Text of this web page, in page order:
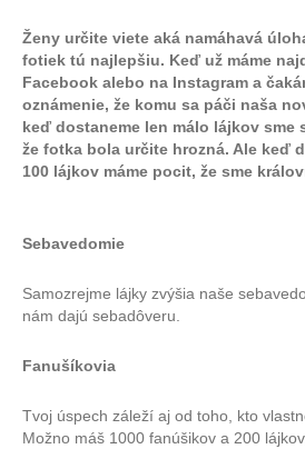
Ženy určite viete aká namáhavá
fotiek tú najlepšiu. Keď už máme
Facebook alebo na Instagram a
oznámenie, že komu sa páči naša
keď dostaneme len málo lájkov sme
že fotka bola určite hrozná. Ale keď
100 lájkov máme pocit, že sme
Sebavedomie
Samozrejme lájky zvýšia naše
nám dajú sebadôveru.
Fanušíkovia
Tvoj úspech záleží aj od toho, kto
Možno máš 1000 fanúšikov a 200